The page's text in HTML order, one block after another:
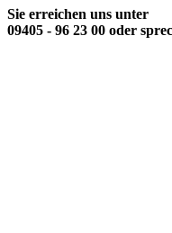
Sie erreichen uns unter
09405 - 96 23 00 oder